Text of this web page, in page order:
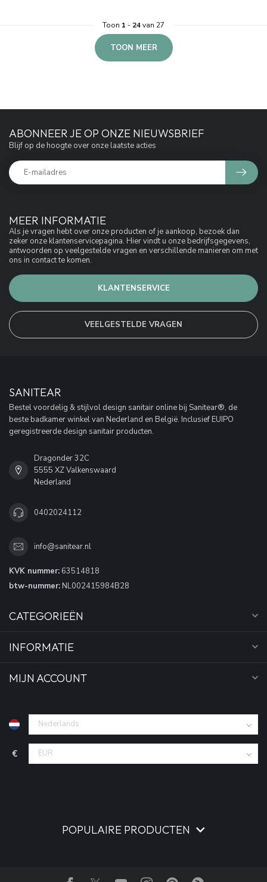
Toon 1 - 24van 27
TOON MEER
MEER INFORMATIE
Als je vragen hebt over onze producten of je aankoop, bezoek dan
zeker onze klantenservicepagina. Hier vindt u onze bedrijfsgegevens,
antwoorden op veelgestelde vragen en verschillende manieren om met
ons in contact te komen.
KLANTENSERVICE
VEELGESTELDE VRAGEN
ABONNEER JE OP ONZE NIEUWSBRIEF
Blijf op de hoogte over onze laatste acties
SANITEAR
Bestel voordelig & stijlvol design sanitair online bij Sanitear®, de
beste badkamer winkel van Nederland en België. Inclusief EUIPO
geregistreerde design sanitair producten.
Dragonder 32C
5555 XZ Valkenswaard
Nederland
0402024112
info@sanitear.nl
KVK nummer: 63514818
btw-nummer: NL002415984B28
CATEGORIEËN
INFORMATIE
MIJN ACCOUNT
€
POPULAIRE PRODUCTEN